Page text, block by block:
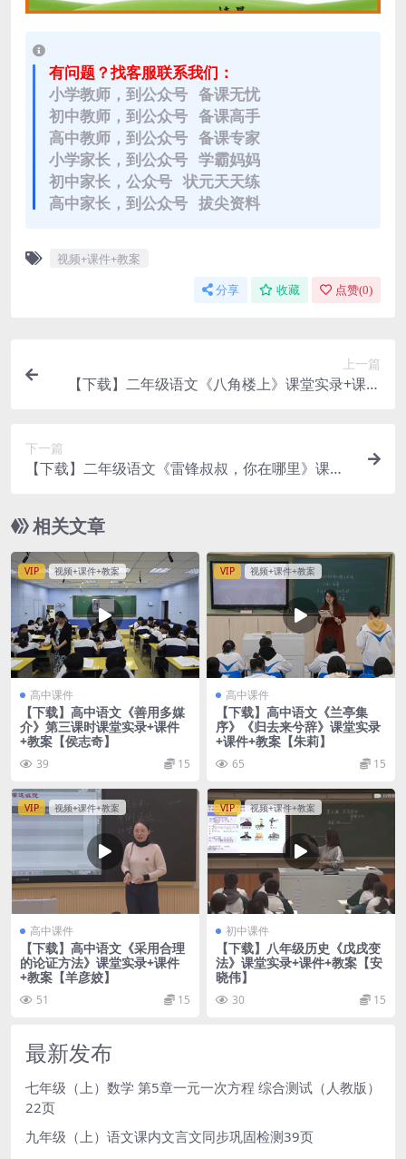
有问题？找客服联系我们：
小学教师，到公众号 备课无忧
初中教师，到公众号 备课高手
高中教师，到公众号 备课专家
小学家长，到公众号 学霸妈妈
初中家长，公众号 状元天天练
高中家长，到公众号 拔尖资料
视频+课件+教案
分享 收藏 点赞(0)
上一篇
【下载】二年级语文《八角楼上》课堂实录+课件
下一篇
【下载】二年级语文《雷锋叔叔，你在哪里》课堂
相关文章
VIP 视频+课件+教案
高中课件
【下载】高中语文《善用多媒
介》第三课时课堂实录+课件
+教案【侯志奇】
39 15
VIP 视频+课件+教案
高中课件
【下载】高中语文《兰亭集
序》《归去来兮辞》课堂实录
+课件+教案【朱莉】
65 15
VIP 视频+课件+教案
高中课件
【下载】高中语文《采用合理
的论证方法》课堂实录+课件
+教案【羊彦姣】
51 15
VIP 视频+课件+教案
初中课件
【下载】八年级历史《戊戌变
法》课堂实录+课件+教案【安
晓伟】
30 15
最新发布
七年级（上）数学 第5章一元一次方程 综合测试（人教版）
22页
九年级（上）语文课内文言文同步巩固检测39页